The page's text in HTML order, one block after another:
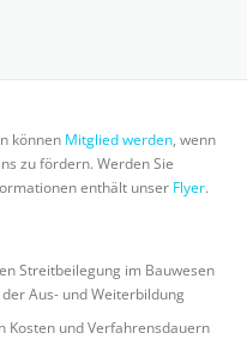
UNS
können Mitglied werden, wenn
zu fördern. Werden Sie
enthält unser Flyer.
Streitbeilegung im Bauwesen
Aus- und Weiterbildung
Kosten und Verfahrensdauern